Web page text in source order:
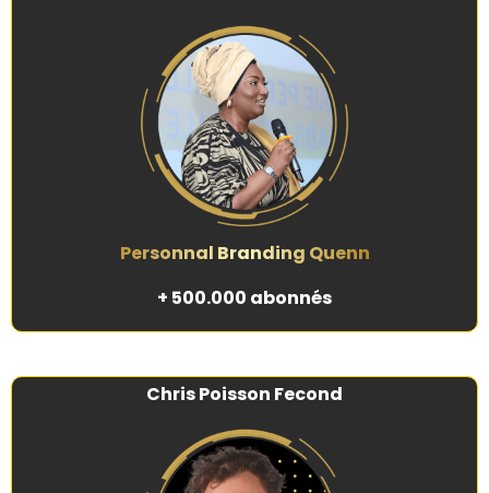
Personnal Branding Quenn
+ 500.000 abonnés
Chris Poisson Fecond